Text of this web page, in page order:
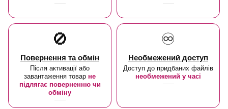
🚫
Повернення та обмін
Після активації або
завантаження товар не
підлягає поверненню чи
обміну
♾️
Необмежений доступ
Доступ до придбаних файлів
необмежений у часі